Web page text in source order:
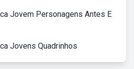
Jovem Personagens Antes E
Jovens Quadrinhos